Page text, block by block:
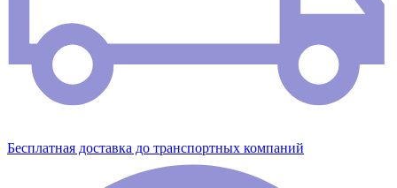
Бесплатная доставка до транспортных компаний